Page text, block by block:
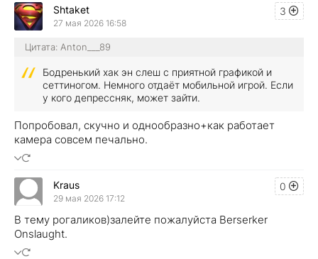
3
Shtaket
27 мая 2026 16:58
Цитата: Anton___89
Бодренький хак эн слеш с приятной графикой и
сеттиногом. Немного отдаёт мобильной игрой. Если
у кого депрессняк, может зайти.
Попробовал, скучно и однообразно+как работает
камера совсем печально.
0
Kraus
29 мая 2026 17:12
В тему рогаликов)залейте пожалуйста Berserker
Onslaught.